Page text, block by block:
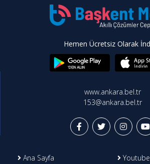
Hemen Ücretsiz Olarak
www.ankara.bel.tr
153@ankara.bel.tr
Ana Sayfa